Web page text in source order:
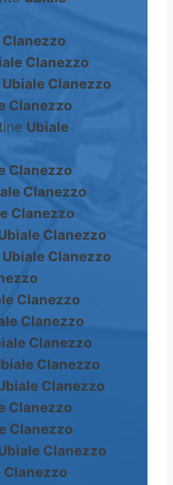
Clanezzo
Clanezzo
Ubiale Clanezzo
Clanezzo
Ubiale
Clanezzo
Clanezzo
Clanezzo
Clanezzo
Ubiale Clanezzo
Clanezzo
Clanezzo
Clanezzo
Clanezzo
Clanezzo
Clanezzo
Clanezzo
Clanezzo
Clanezzo